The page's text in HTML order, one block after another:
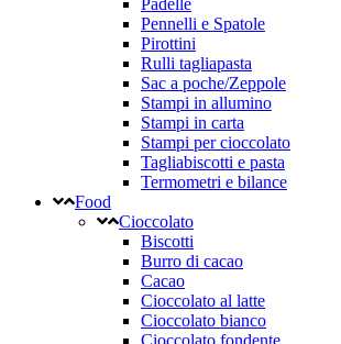
Padelle
Pennelli e Spatole
Pirottini
Rulli tagliapasta
Sac a poche/Zeppole
Stampi in allumino
Stampi in carta
Stampi per cioccolato
Tagliabiscotti e pasta
Termometri e bilance
Food
Cioccolato
Biscotti
Burro di cacao
Cacao
Cioccolato al latte
Cioccolato bianco
Cioccolato fondente